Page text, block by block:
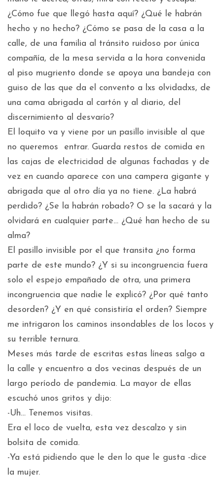
¿Cómo fue que llegó hasta aquí? ¿Qué le habrán
hecho y no hecho? ¿Cómo se pasa de la casa a la
calle, de una familia al tránsito ruidoso por única
compañía, de la mesa servida a la hora convenida
al piso mugriento donde se apoya una bandeja con
guiso de las que da el convento a lxs olvidadxs, de
una cama abrigada al cartón y al diario, del
discernimiento al desvarío?
El loquito va y viene por un pasillo invisible al que
no queremos entrar. Guarda restos de comida en
las cajas de electricidad de algunas fachadas y de
vez en cuando aparece con una campera gigante y
abrigada que al otro día ya no tiene. ¿La habrá
perdido? ¿Se la habrán robado? O se la sacará y la
olvidará en cualquier parte… ¿Qué han hecho de su
alma?
El pasillo invisible por el que transita ¿no forma
parte de este mundo? ¿Y si su incongruencia fuera
solo el espejo empañado de otra, una primera
incongruencia que nadie le explicó? ¿Por qué tanto
desorden? ¿Y en qué consistiría el orden? Siempre
me intrigaron los caminos insondables de los locos y
su terrible ternura.
Meses más tarde de escritas estas líneas salgo a
la calle y encuentro a dos vecinas después de un
largo período de pandemia. La mayor de ellas
escuchó unos gritos y dijo:
-Uh… Tenemos visitas.
Era el loco de vuelta, esta vez descalzo y sin
bolsita de comida.
-Ya está pidiendo que le den lo que le gusta -dice
la mujer.